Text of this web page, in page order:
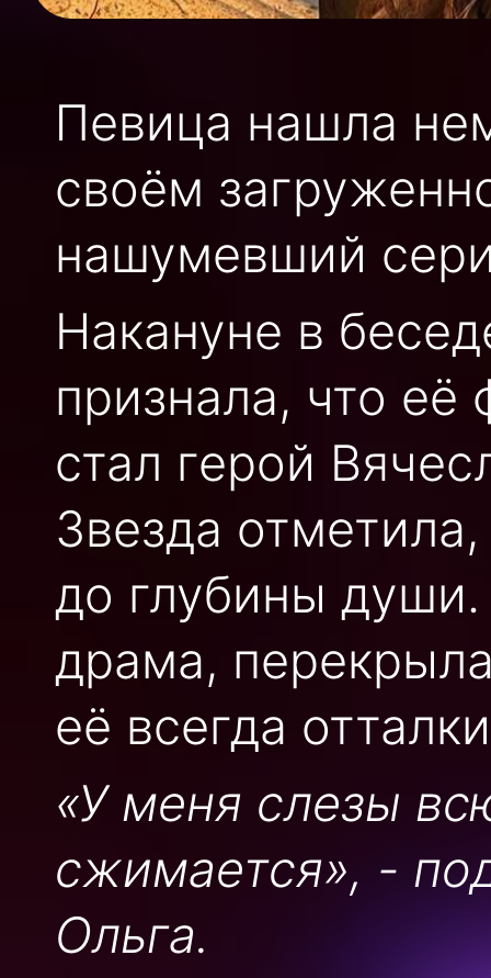
Певица нашла
своём
нашумевший
Накануне в
признала, что её
стал герой
Звезда
до глубины
драма,
её всегда
«У меня слезы
сжимается», -
Ольга.